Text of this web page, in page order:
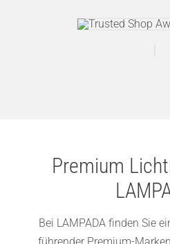
Premium
Bei LAMPADA finden Sie
führender Premium-